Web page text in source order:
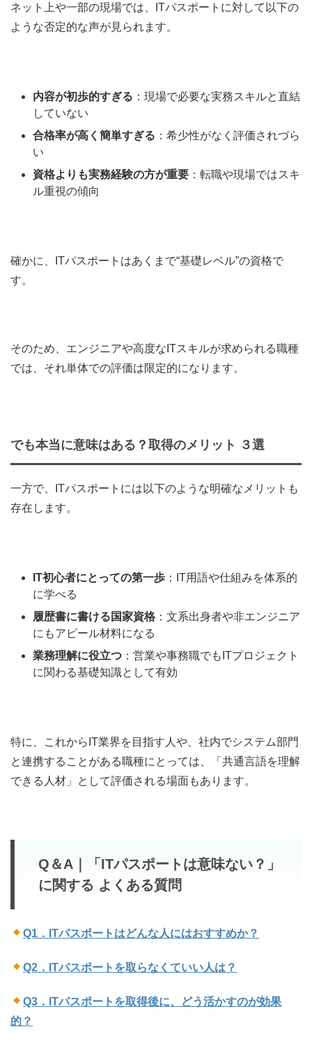
ネット上や一部の現場では、ITパスポートに対して以下の
ような否定的な声が見られます。
内容が初歩的すぎる ：現場で必要な実務スキルと直結
していない
合格率が高く簡単すぎる ：希少性がなく評価されづら
い
資格よりも実務経験の方が重要 ：転職や現場ではスキ
ル重視の傾向
確かに、ITパスポートはあくまで“基礎レベル”の資格で
す。
そのため、エンジニアや高度なITスキルが求められる職種
では、それ単体での評価は限定的になります。
でも本当に意味はある？取得のメリット ３選
一方で、ITパスポートには以下のような明確なメリットも
存在します。
IT初心者にとっての第一歩 ：IT用語や仕組みを体系的
に学べる
履歴書に書ける国家資格 ：文系出身者や非エンジニア
にもアピール材料になる
業務理解に役立つ ：営業や事務職でもITプロジェクト
に関わる基礎知識として有効
特に、これからIT業界を目指す人や、社内でシステム部門
と連携することがある職種にとっては、「共通言語を理解
できる人材」として評価される場面もあります。
Q＆A｜「ITパスポートは意味ない？」
に関する よくある質問
Q1． ITパスポートはどんな人にはおすすめか？
Q2． ITパスポートを取らなくていい人は？
Q3． ITパスポートを取得後に、どう活かすのが効果
的？